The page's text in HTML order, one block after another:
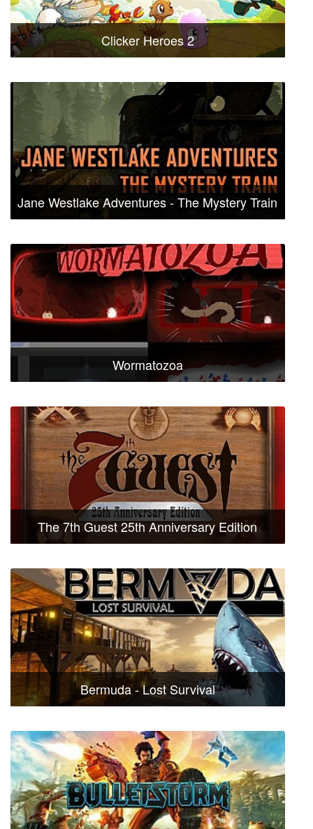
Clicker Heroes 2
Jane Westlake Adventures - The Mystery Train
Wormatozoa
The 7th Guest 25th Anniversary Edition
Bermuda - Lost Survival